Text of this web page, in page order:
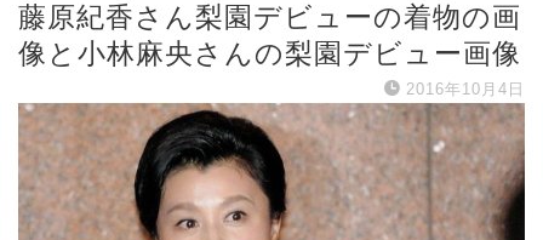
藤原紀香さん梨園デビューの着物の画
像と小林麻央さんの梨園デビュー画像
2016年10月4日